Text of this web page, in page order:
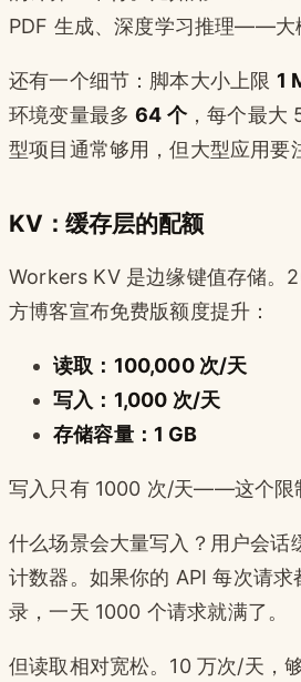
PDF 生成、深度学习推理——大
还有一个细节：脚本大小上限 1
环境变量最多64 个 ，每个最大
型项目通常够用，但大型应用要
KV：缓存层的配额
Workers KV 是边缘键值存储。
方博客宣布免费版额度提升：
读取：100,000 次/天
写入：1,000 次/天
存储容量：1 GB
写入只有 1000 次/天——这个限
什么场景会大量写入？用户会话
计数器。如果你的 API 每次请求
录，一天 1000 个请求就满了。
但读取相对宽松。10 万次/天，